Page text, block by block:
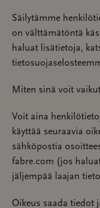
Säilytämme
on välttämätöntä
haluat lisätietoja,
Miten sinä voit
Voit aina
käyttää seuraavia
sähköpostia
fabre.com (jos
jäljempää laajan
Oikeus saada tiedot